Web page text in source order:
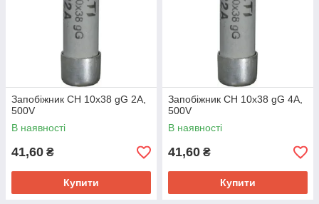
Запобіжник CH 10x38 gG 2A,
500V
В наявності
41,60 ₴
Купити
Запобіжник CH 10x38 gG 4A,
500V
В наявності
41,60 ₴
Купити